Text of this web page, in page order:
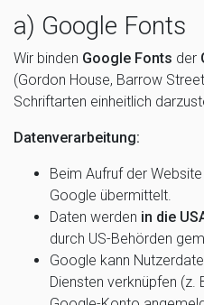
a) Google Fonts
Wir binden Google Fonts der
(Gordon House, Barrow
Schriftarten einheitlich
Datenverarbeitung:
Beim Aufruf der
Google übermittelt.
Daten werden in die
durch US-Behörden
Google kann
Diensten verknüpfen (z.